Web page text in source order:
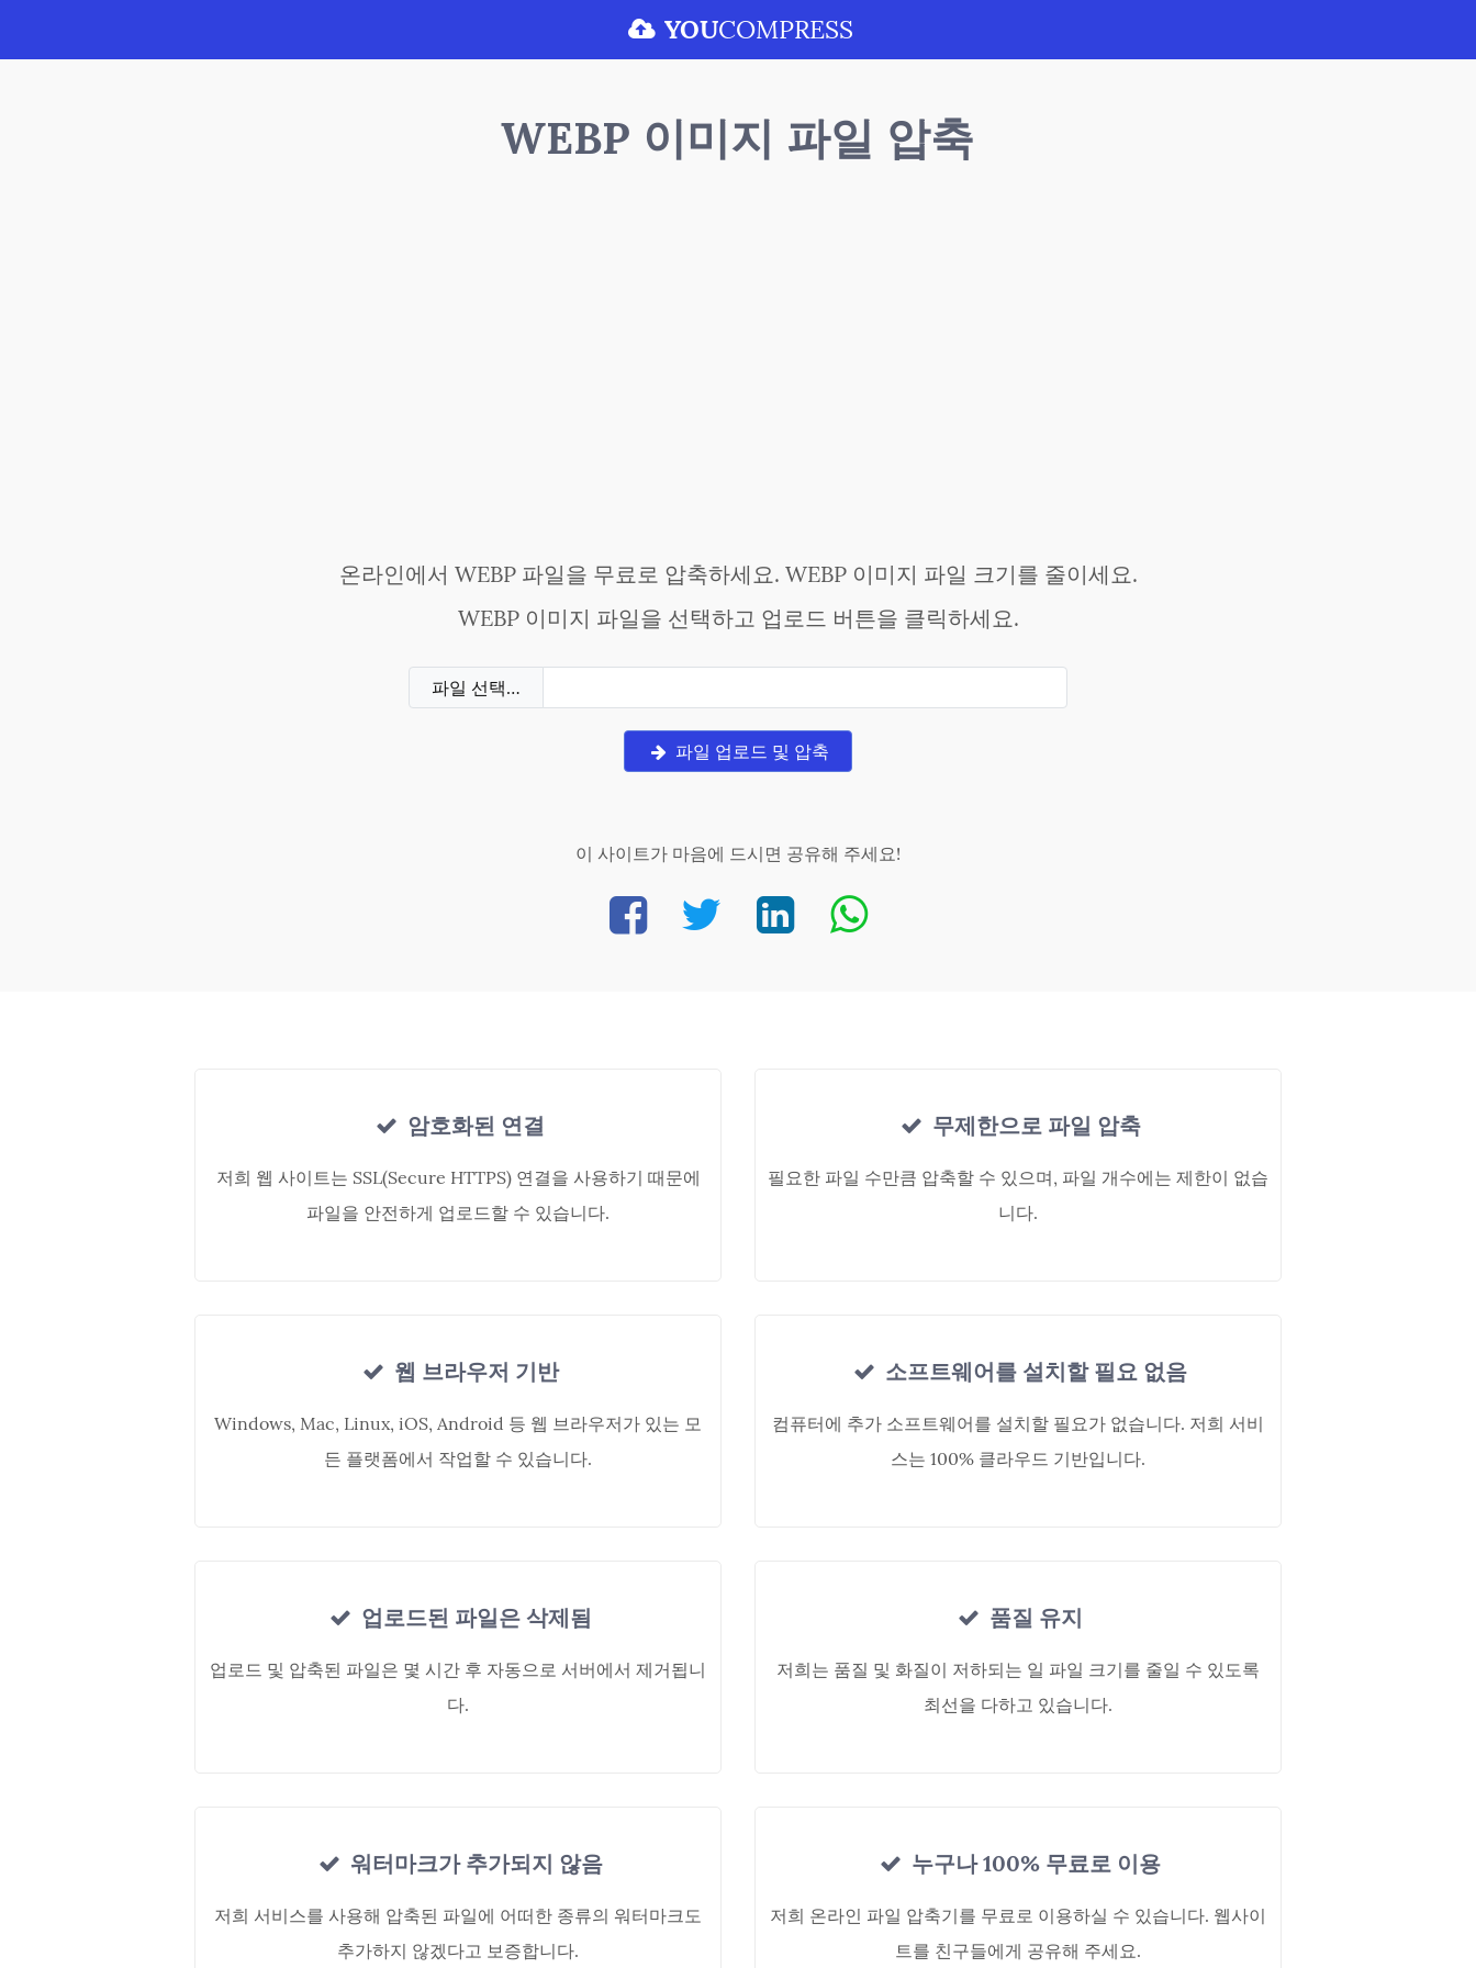
YOUCOMPRESS
WEBP 이미지 파일 압축
온라인에서 WEBP 파일을 무료로 압축하세요. WEBP 이미지 파일 크기를 줄이세요.
WEBP 이미지 파일을 선택하고 업로드 버튼을 클릭하세요.
파일 선택…
파일 업로드 및 압축
이 사이트가 마음에 드시면 공유해 주세요!
암호화된 연결
저희 웹 사이트는 SSL(Secure HTTPS) 연결을 사용하기 때문에
파일을 안전하게 업로드할 수 있습니다.
무제한으로 파일 압축
필요한 파일 수만큼 압축할 수 있으며, 파일 개수에는 제한이 없습
니다.
웹 브라우저 기반
Windows, Mac, Linux, iOS, Android 등 웹 브라우저가 있는 모
든 플랫폼에서 작업할 수 있습니다.
소프트웨어를 설치할 필요 없음
컴퓨터에 추가 소프트웨어를 설치할 필요가 없습니다. 저희 서비
스는 100% 클라우드 기반입니다.
업로드된 파일은 삭제됨
업로드 및 압축된 파일은 몇 시간 후 자동으로 서버에서 제거됩니
다.
품질 유지
저희는 품질 및 화질이 저하되는 일 파일 크기를 줄일 수 있도록
최선을 다하고 있습니다.
워터마크가 추가되지 않음
저희 서비스를 사용해 압축된 파일에 어떠한 종류의 워터마크도
추가하지 않겠다고 보증합니다.
누구나 100% 무료로 이용
저희 온라인 파일 압축기를 무료로 이용하실 수 있습니다. 웹사이
트를 친구들에게 공유해 주세요.